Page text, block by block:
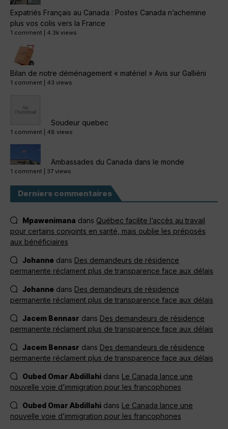
Expatriés Français au Canada : Postes Canada n’achemine
plus vos colis vers la France
1 comment 4.3k views
Bilan de notre déménagement « matériel » Avis sur Galliéni
1 comment 43 views
Soudeur quebec
1 comment 48 views
Ambassades du Canada dans le monde
1 comment 37 views
Derniers commentaires
Mpawenimana dans Québec facilite l’accès au travail
pour certains conjoints en santé, mais oublie les préposés
aux bénéficiaires
Johanne dans Des demandeurs de résidence
permanente réclament plus de transparence face aux délais
Johanne dans Des demandeurs de résidence
permanente réclament plus de transparence face aux délais
Jacem Bennasr dans Des demandeurs de résidence
permanente réclament plus de transparence face aux délais
Jacem Bennasr dans Des demandeurs de résidence
permanente réclament plus de transparence face aux délais
Oubed Omar Abdillahi dans Le Canada lance une
nouvelle voie d’immigration pour les francophones
Oubed Omar Abdillahi dans Le Canada lance une
nouvelle voie d’immigration pour les francophones